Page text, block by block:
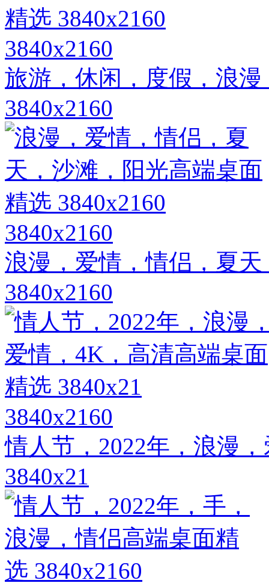
3840x2160
旅游，休闲，度假，浪
3840x2160
3840x2160
浪漫，爱情，情侣，夏
3840x2160
3840x2160
情人节，2022年，浪漫
3840x21